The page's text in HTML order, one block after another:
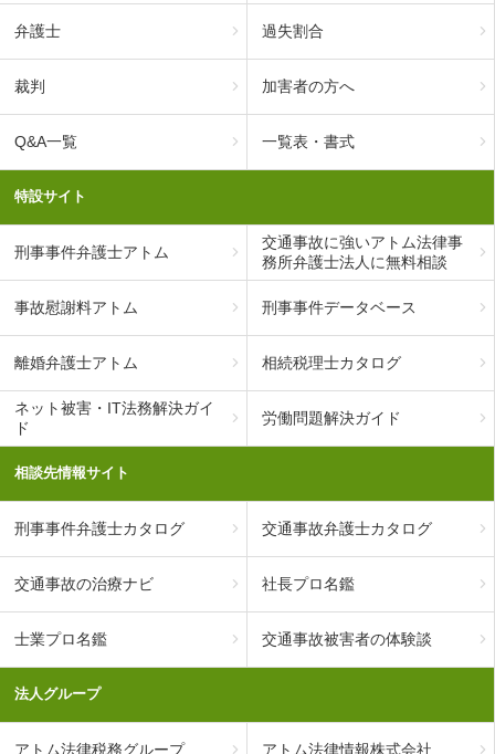
弁護士 過失割合
裁判 加害者の方へ
Q&A一覧 一覧表・書式
特設サイト
刑事事件弁護士アトム
交通事故に強いアトム法律事
務所弁護士法人に無料相談
事故慰謝料アトム 刑事事件データベース
離婚弁護士アトム 相続税理士カタログ
ネット被害・IT法務解決ガイ
ド
労働問題解決ガイド
相談先情報サイト
刑事事件弁護士カタログ 交通事故弁護士カタログ
交通事故の治療ナビ 社長プロ名鑑
士業プロ名鑑 交通事故被害者の体験談
法人グループ
アトム法律税務グループ アトム法律情報株式会社